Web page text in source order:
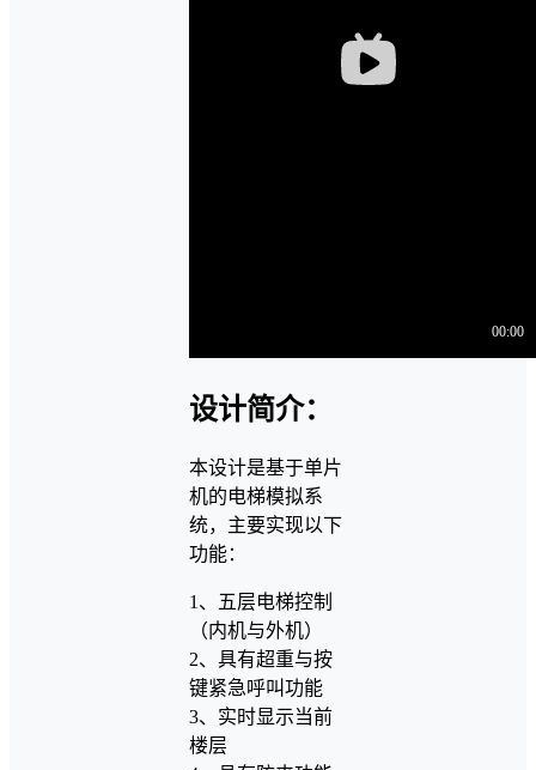
设计简介：
本设计是基于单片
机的电梯模拟系
统，主要实现以下
功能：
1、五层电梯控制
（内机与外机）
2、具有超重与按
键紧急呼叫功能
3、实时显示当前
楼层